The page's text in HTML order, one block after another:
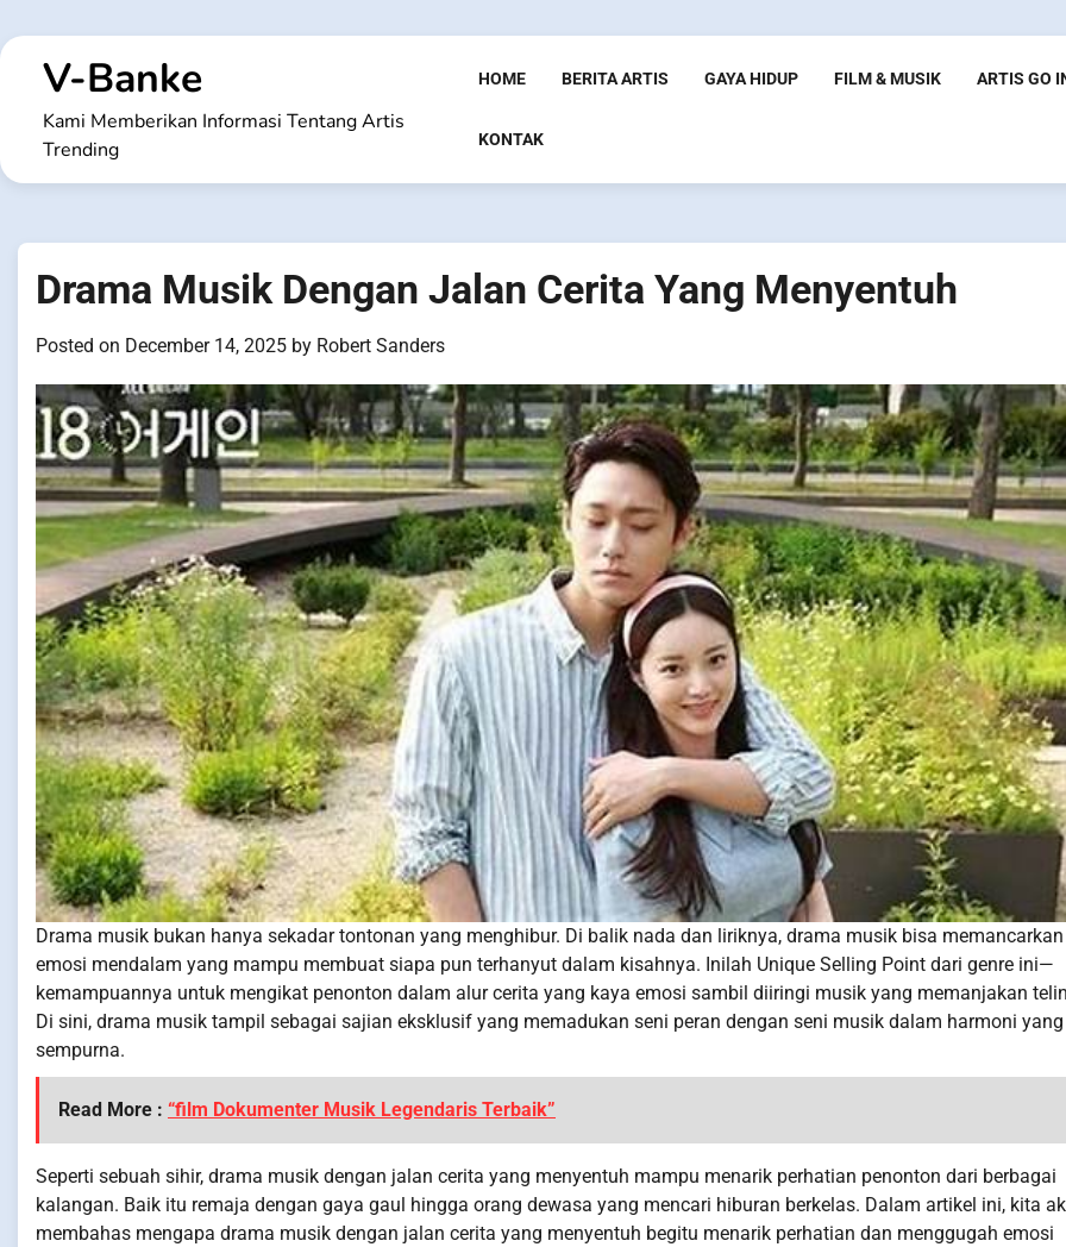
to
contentV-Banke
Kami Memberikan Informasi Tentang Artis
Trending
HOME BERITA ARTIS GAYA HIDUP FILM & MUSIK ARTIS GO
KONTAK
Drama Musik Dengan Jalan Cerita Yang Menyentuh
Posted on December 14, 2025 by Robert Sanders
Drama musik bukan hanya sekadar tontonan yang menghibur. Di balik nada dan liriknya, drama musik bisa memancarkan
emosi mendalam yang mampu membuat siapa pun terhanyut dalam kisahnya. Inilah Unique Selling Point dari genre ini—
kemampuannya untuk mengikat penonton dalam alur cerita yang kaya emosi sambil diiringi musik yang memanjakan
Di sini, drama musik tampil sebagai sajian eksklusif yang memadukan seni peran dengan seni musik dalam harmoni yang
sempurna.
Read More : “film Dokumenter Musik Legendaris Terbaik”
Seperti sebuah sihir, drama musik dengan jalan cerita yang menyentuh mampu menarik perhatian penonton dari berbagai
kalangan. Baik itu remaja dengan gaya gaul hingga orang dewasa yang mencari hiburan berkelas. Dalam artikel ini, kita
membahas mengapa drama musik dengan jalan cerita yang menyentuh begitu menarik perhatian dan menggugah emosi